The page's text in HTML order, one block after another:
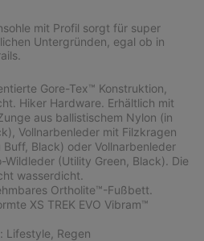
mit Profil sorgt für super
Untergründen, egal ob in
Gore-Tex™ Konstruktion,
Hiker Hardware. Erhältlich mit
aus ballistischem Nylon (in
Vollnarbenleder mit Filzkragen
Black) oder Vollnarbenleder
Wildleder (Utility Green, Black). Die
wasserdicht.
Ortholite™-Fußbett.
XS TREK EVO Vibram™
Lifestyle, Regen